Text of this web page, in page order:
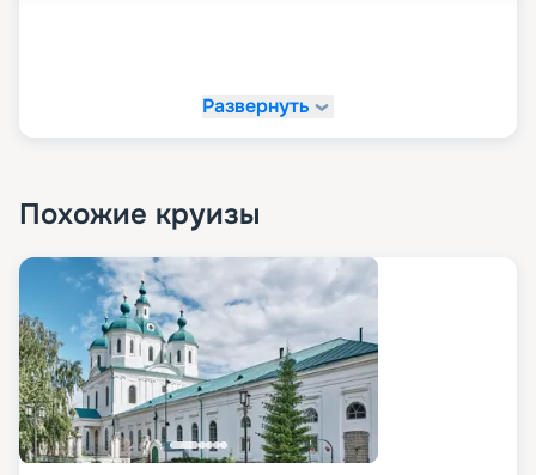
Развернуть
Похожие круизы